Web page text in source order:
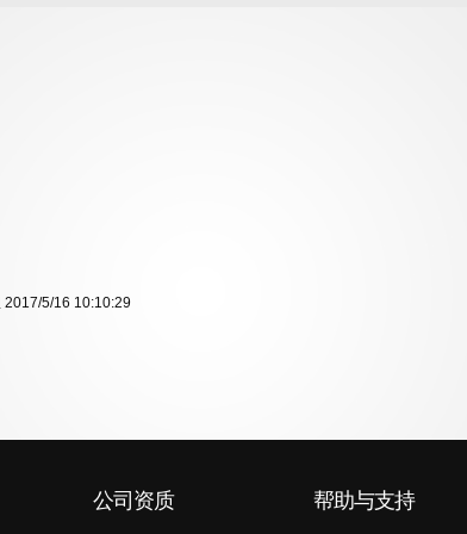
2017/5/16 10:10:29
公司资质 帮助与支持